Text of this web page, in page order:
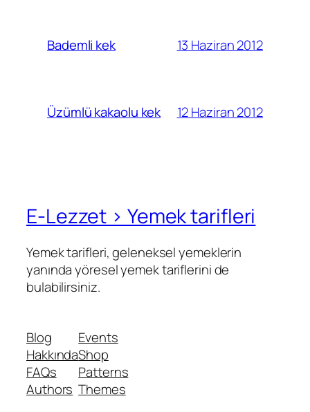
Bademli kek 13 Haziran 2012
Üzümlü kakaolu kek 12 Haziran 2012
E-Lezzet › Yemek tarifleri
Yemek tarifleri, geleneksel yemeklerin
yanında yöresel yemek tariflerini de
bulabilirsiniz.
Blog
Hakkında
FAQs
Authors
Events
Shop
Patterns
Themes